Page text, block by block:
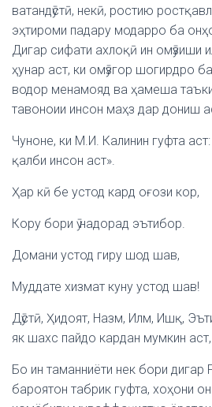
ватандӯстӣ, некӣ, ростию
эҳтироми падару модарро ба
Дигар сифати ахлоқӣ ин омӯзиши
ҳунар аст, ки омӯзгор шогирдро
водор менамояд ва ҳамеша
тавоноии инсон маҳз дар дониш
Чуноне, ки М.И. Калинин гуфта
қалби инсон аст».
Ҳар кӣ бе устод кард оғози кор,
Кору бори ӯ надорад эътибор.
Домани устод гиру шод шав,
Муддате хизмат куну устод шав!
Дӯстӣ, Ҳидоят, Назм, Илм, Ишқ,
як шахс пайдо кардан мумкин аст,
Бо ин таманниёти нек бори дигар
бароятон табрик гуфта, хоҳони